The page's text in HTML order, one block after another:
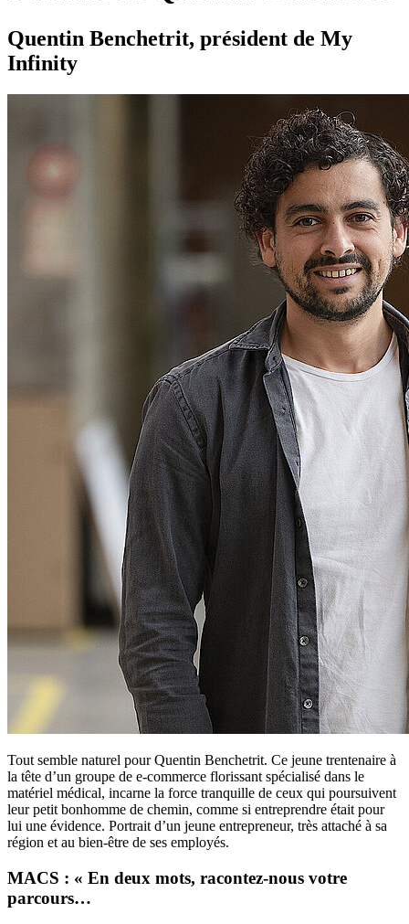
Quentin Benchetrit, président de My
Infinity
Tout semble naturel pour Quentin Benchetrit. Ce jeune trentenaire à
la tête d’un groupe de e-commerce florissant spécialisé dans le
matériel médical, incarne la force tranquille de ceux qui poursuivent
leur petit bonhomme de chemin, comme si entreprendre était pour
lui une évidence. Portrait d’un jeune entrepreneur, très attaché à sa
région et au bien-être de ses employés.
MACS : « En deux mots, racontez-nous votre
parcours…